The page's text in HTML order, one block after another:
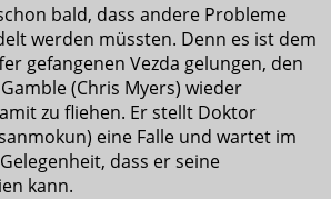
bald, dass andere Probleme
werden müssten. Denn es ist dem
gefangenen Vezda gelungen, den
(Chris Myers) wieder
zu fliehen. Er stellt Doktor
eine Falle und wartet im
dass er seine
kann.